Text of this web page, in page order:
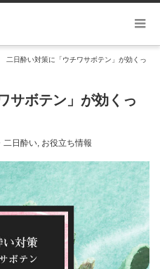
二日酔い対策に「ウチワサボテン」が効くっ
サボテン」が効くっ
二日酔い, お役立ち情報